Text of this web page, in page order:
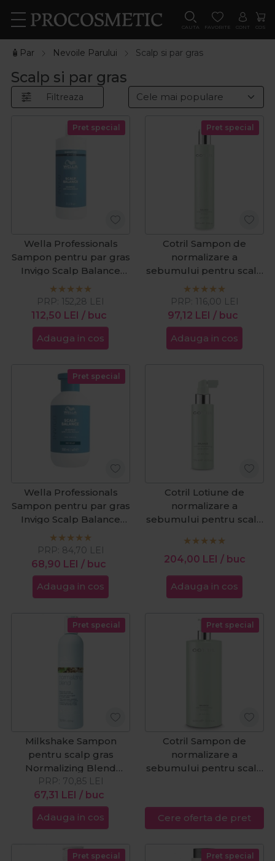
CAUTA FAVORITE CONT COS
🧴Par Nevoile Parului Scalp si par gras
Scalp si par gras
Filtreaza
Pret special
Wella Professionals
Sampon pentru par gras
Invigo Scalp Balance
Oily Scalp 1000ml
112,50 LEI / buc
PRP: 152,28 LEI
Adauga in cos
Pret special
Cotril Sampon de
normalizare a
sebumului pentru scalp
gras Scalp Care Balance
250ml
97,12 LEI / buc
PRP: 116,00 LEI
Adauga in cos
Pret special
Wella Professionals
Sampon pentru par gras
Invigo Scalp Balance
Oily Scalp 300ml
68,90 LEI / buc
PRP: 84,70 LEI
Adauga in cos
Cotril Lotiune de
normalizare a
sebumului pentru scalp
125ml
204,00 LEI / buc
Adauga in cos
Pret special
Milkshake Sampon
pentru scalp gras
Normalizing Blend
300ml
67,31 LEI / buc
PRP: 70,85 LEI
Adauga in cos
Pret special
Cotril Sampon de
normalizare a
sebumului pentru scalp
Cere oferta de pret
Pret special Pret special